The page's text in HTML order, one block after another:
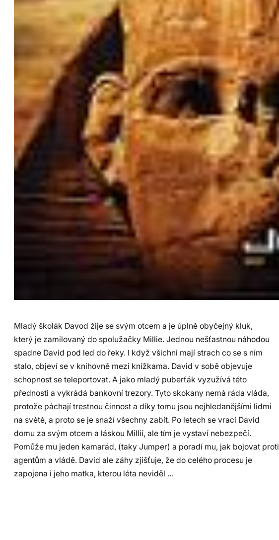
Mladý školák Davod žije se svým otcem a je úplně obyčejný kluk,
který je zamilovaný do spolužačky Millie. Jednou nešťastnou náhodou
spadne David pod led do řeky. I když všichni mají strach co se s ním
stalo, objeví se v knihovně mezi knížkama. David v sobě objevuje
schopnost se teleportovat. A jako mladý puberťák vyzužívá této
přednosti a vykrádá bankovní trezory. Tyto skokany nemá ráda vláda,
protože páchají trestnou činnost a díky tomu jsou nejhledanějšími lidmi
na světě, a proto se je snaží všechny zabít. Po letech se vrací David
domu za svým otcem a láskou Millií, ale tím je vystaví nebezpečí.
Pomůže mu jeden kamarád, (taky Jumper) a poradí mu, jak bojovat proti
agentům a vládě. David ale záhy zjišťuje, že do celého procesu je
zapojena i jeho matka, kterou léta neviděl …